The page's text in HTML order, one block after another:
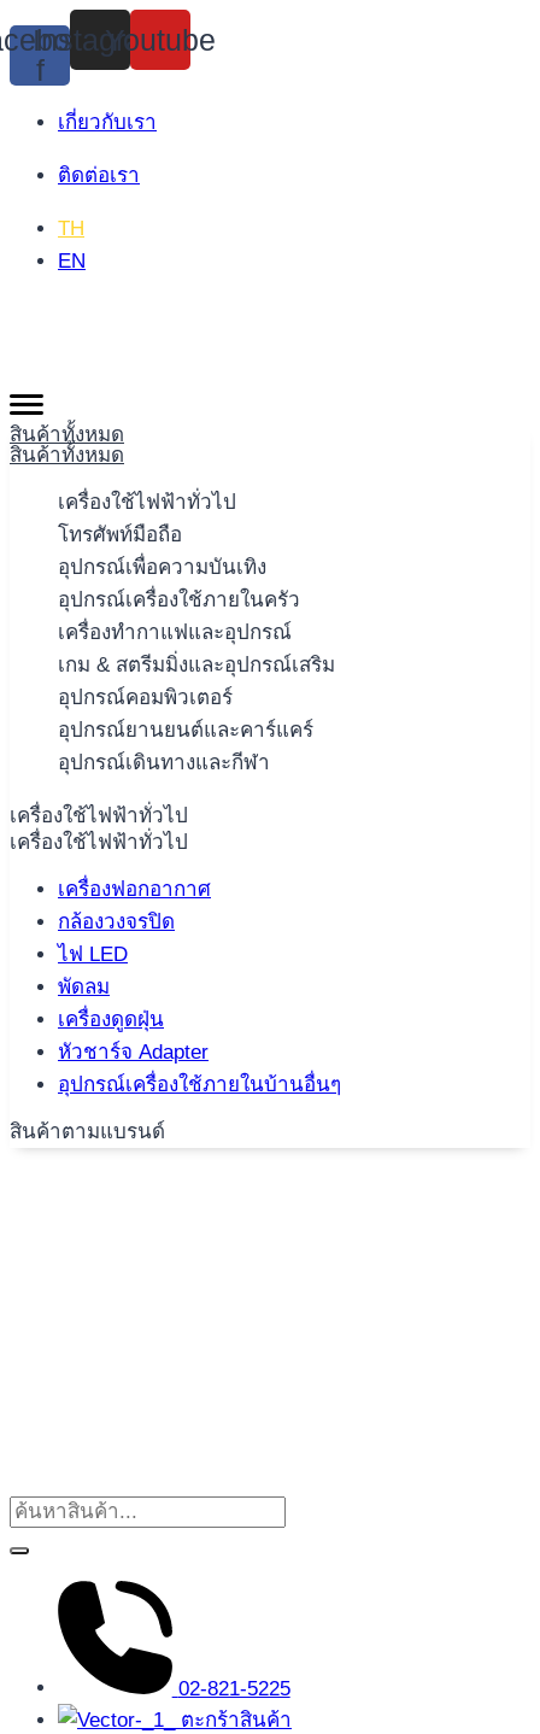
Skip
to
content
f
Instagram
Youtube
เกี่ยวกับเรา
ติดต่อเรา
TH
EN
สินค้าทั้งหมด
สินค้าทั้งหมด
เครื่องใช้ไฟฟ้าทั่วไป
โทรศัพท์มือถือ
อุปกรณ์เพื่อความบันเทิง
อุปกรณ์เครื่องใช้ภายในครัว
เครื่องทำกาแฟและอุปกรณ์
เกม & สตรีมมิ่งและอุปกรณ์เสริม
อุปกรณ์คอมพิวเตอร์
อุปกรณ์ยานยนต์และคาร์แคร์
อุปกรณ์เดินทางและกีฬา
เครื่องใช้ไฟฟ้าทั่วไป
เครื่องใช้ไฟฟ้าทั่วไป
เครื่องฟอกอากาศ
กล้องวงจรปิด
ไฟ LED
พัดลม
เครื่องดูดฝุ่น
หัวชาร์จ Adapter
อุปกรณ์เครื่องใช้ภายในบ้านอื่นๆ
สินค้าตามแบรนด์
02-821-5225
ตะกร้าสินค้า